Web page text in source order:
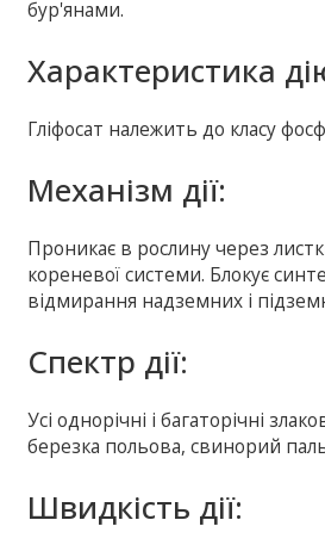
бур'янами.
Характеристика
Гліфосат належить до класу
Механізм дії:
Проникає в рослину через
кореневої системи. Блокує
відмирання надземних і
Спектр дії:
Усі однорічні і багаторічні
березка польова, свинорий
Швидкість дії: